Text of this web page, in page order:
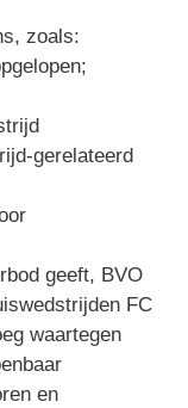
zoals:
gerelateerd
geeft, BVO
FC
waartegen
en